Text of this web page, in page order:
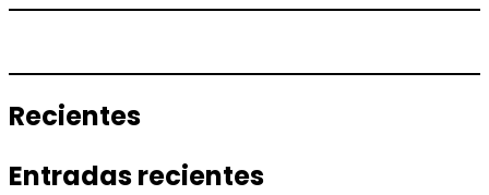
Recientes
Entradas recientes